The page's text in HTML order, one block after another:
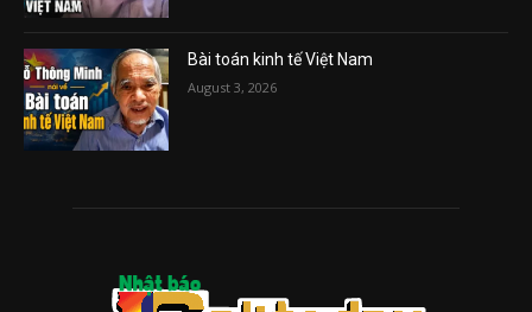
Bài toán kinh tế Việt Nam
August 3, 2026